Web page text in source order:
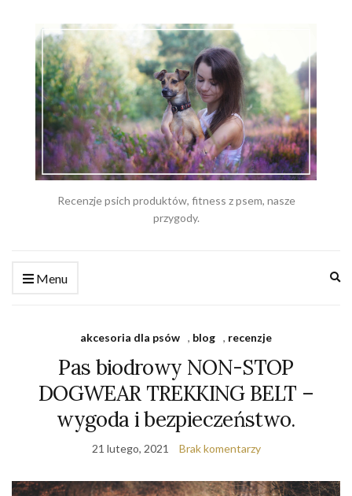
Recenzje psich produktów, fitness z psem, nasze
przygody.
Menu
akcesoria dla psów , blog , recenzje
Pas biodrowy NON-STOP
DOGWEAR TREKKING BELT –
wygoda i bezpieczeństwo.
21 lutego, 2021 Brak komentarzy